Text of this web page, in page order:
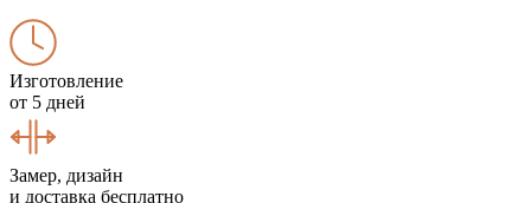
Изготовление
от 5 дней
Замер, дизайн
и доставка бесплатно